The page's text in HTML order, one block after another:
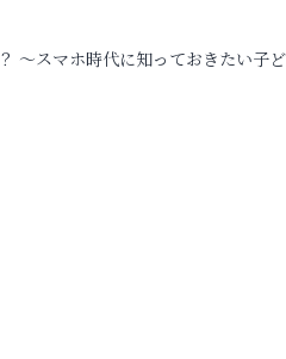
～スマホ時代に知っておきたい子